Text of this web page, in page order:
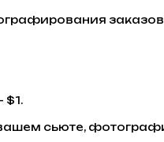
$1.
вашем сьюте,